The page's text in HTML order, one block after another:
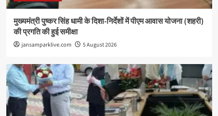
मुख्यमंत्री पुष्कर सिंह धामी के दिशा-निर्देशों में पीएम आवास योजना (शहरी)
की प्रगति की हुई समीक्षा
jansamparklive.com 5 August 2026